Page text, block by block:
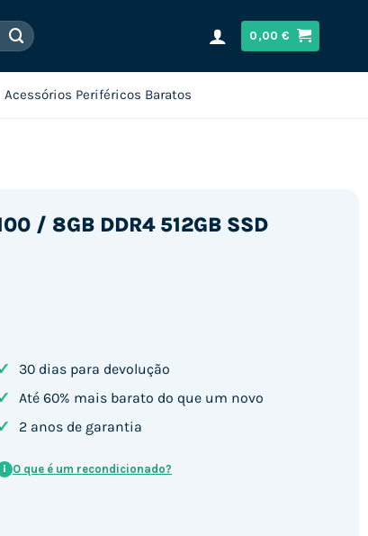
0,00€
Acessórios Periféricos Baratos
/ 8GB DDR4 512GB SSD
30 dias para devolução
Até 60% mais barato do que um novo
2 anos de garantia
i O que é um recondicionado?